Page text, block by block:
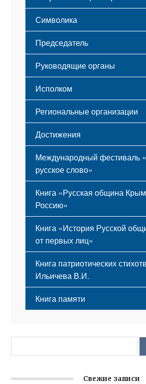
Этапы становления
Принципы деятельности
Структура
Мероприятия
Символика
Флаг
Герб
Гимн
Председатель
Руководящие органы
Исполком
Региональные организации
Достижения
Международный фестиваль
русское слово»
Книга «Русская община
Россию»
Книга «История Русской
от первых лиц»
Книга патриотических
Ильичева В.И.
Книга памяти
Свежие записи